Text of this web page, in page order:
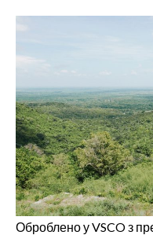
Оброблено у VSCO з